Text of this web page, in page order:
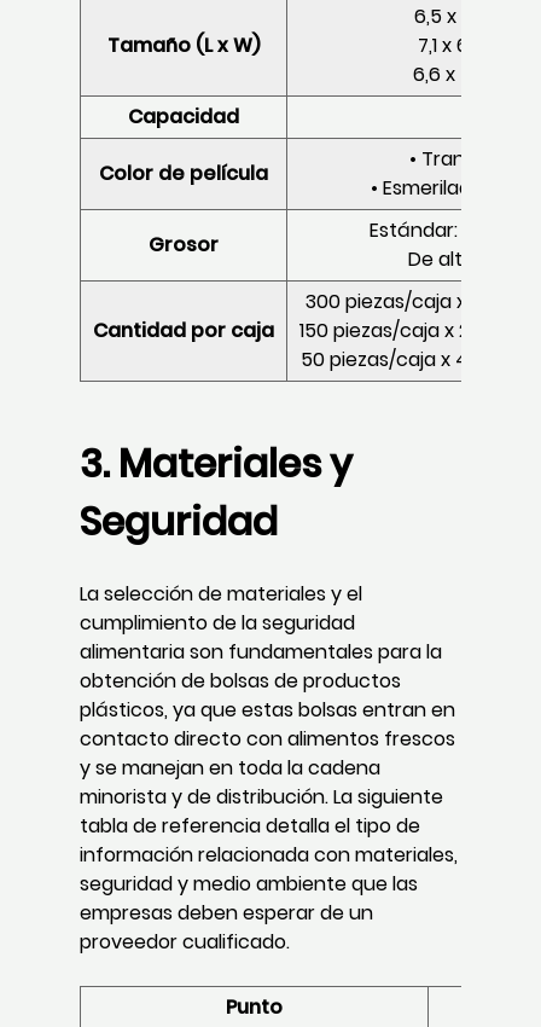
Tamaño (L x W)
6,5 x 5,9"
7,1 x 6,7"
6,6 x 5,8"
Capacidad
Color de película
•
• Esmerilado /
Grosor
Estándar: 1,0–2,5
De alta
Cantidad por caja
300 piezas/caja x 4
150 piezas/caja x 24
50 piezas/caja x 48
3. Materiales y
Seguridad
La selección de materiales y el
cumplimiento de la seguridad
alimentaria son fundamentales para la
obtención de bolsas de productos
plásticos, ya que estas bolsas entran en
contacto directo con alimentos frescos
y se manejan en toda la cadena
minorista y de distribución. La siguiente
tabla de referencia detalla el tipo de
información relacionada con materiales,
seguridad y medio ambiente que las
empresas deben esperar de un
proveedor cualificado.
Punto